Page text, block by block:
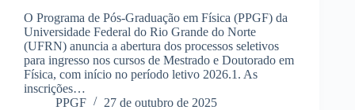
O Programa de Pós-Graduação em Física (PPGF) da
Universidade Federal do Rio Grande do Norte
(UFRN) anuncia a abertura dos processos seletivos
para ingresso nos cursos de Mestrado e Doutorado em
Física, com início no período letivo 2026.1. As
inscrições…
PPGF
27 de outubro de 2025